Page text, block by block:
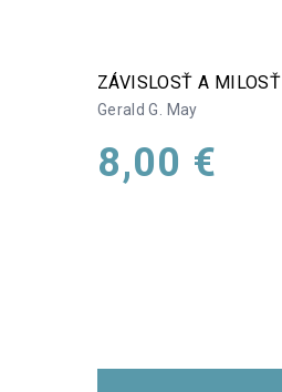
ZÁVISLOSŤ A MILOSŤ
Gerald G. May
8,00 €